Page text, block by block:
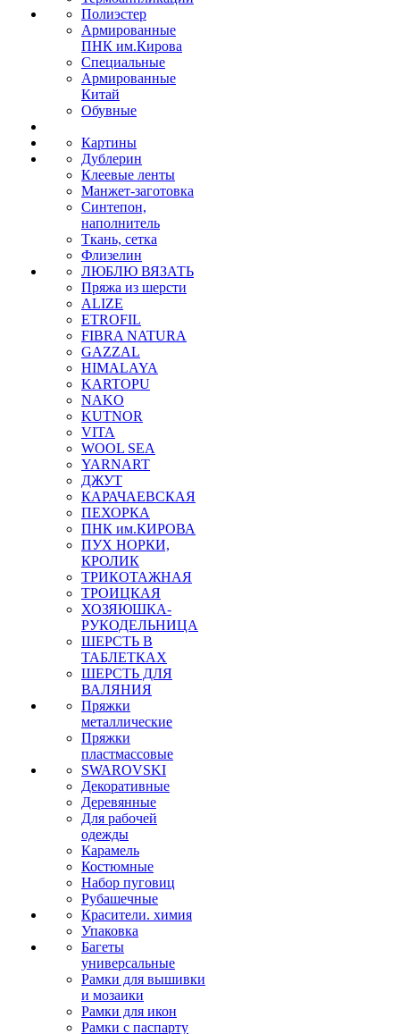
Полиэстер
Армированные
ПНК им.Кирова
Специальные
Армированные
Китай
Обувные
Картины
Дублерин
Клеевые ленты
Манжет-заготовка
Синтепон,
наполнитель
Ткань, сетка
Флизелин
ЛЮБЛЮ ВЯЗАТЬ
Пряжа из шерсти
ALIZE
ETROFIL
FIBRA NATURA
GAZZAL
HIMALAYA
KARTOPU
NAKO
KUTNOR
VITA
WOOL SEA
YARNART
ДЖУТ
КАРАЧАЕВСКАЯ
ПЕХОРКА
ПНК им.КИРОВА
ПУХ НОРКИ,
КРОЛИК
ТРИКОТАЖНАЯ
ТРОИЦКАЯ
ХОЗЯЮШКА-
РУКОДЕЛЬНИЦА
ШЕРСТЬ В
ТАБЛЕТКАХ
ШЕРСТЬ ДЛЯ
ВАЛЯНИЯ
Пряжки
металлические
Пряжки
пластмассовые
SWAROVSKI
Декоративные
Деревянные
Для рабочей
одежды
Карамель
Костюмные
Набор пуговиц
Рубашечные
Красители. химия
Упаковка
Багеты
универсальные
Рамки для вышивки
и мозаики
Рамки для икон
Рамки с паспарту